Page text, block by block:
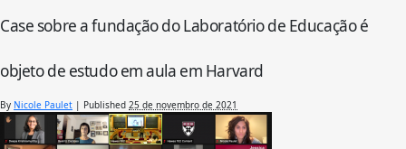
Case sobre a fundação do Laboratório de Educação é
objeto de estudo em aula em Harvard
By Nicole Paulet | Published 25 de novembro de 2021